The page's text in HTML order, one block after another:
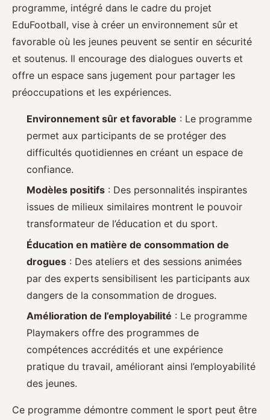
programme, intégré dans le cadre du projet
EduFootball, vise à créer un environnement sûr et
favorable où les jeunes peuvent se sentir en sécurité
et soutenus. Il encourage des dialogues ouverts et
offre un espace sans jugement pour partager les
préoccupations et les expériences.
Environnement sûr et favorable : Le programme
permet aux participants de se protéger des
difficultés quotidiennes en créant un espace de
confiance.
Modèles positifs : Des personnalités inspirantes
issues de milieux similaires montrent le pouvoir
transformateur de l’éducation et du sport.
Éducation en matière de consommation de
drogues : Des ateliers et des sessions animées
par des experts sensibilisent les participants aux
dangers de la consommation de drogues.
Amélioration de l’employabilité : Le programme
Playmakers offre des programmes de
compétences accrédités et une expérience
pratique du travail, améliorant ainsi l’employabilité
des jeunes.
Ce programme démontre comment le sport peut être